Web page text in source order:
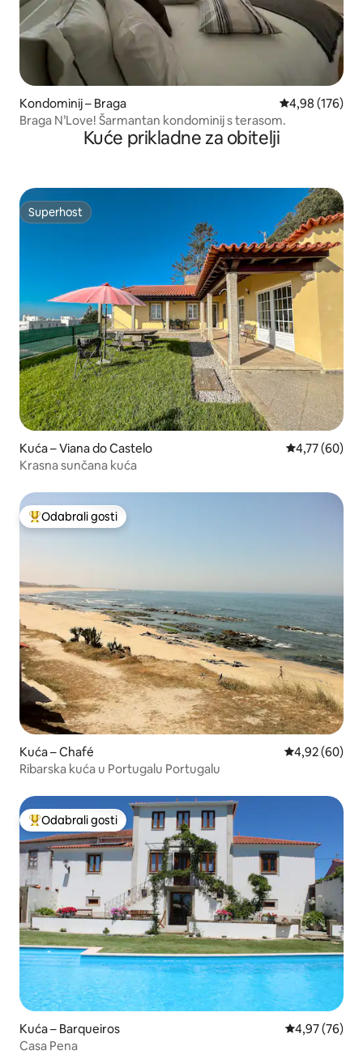
Kondominij – Braga Prosječna
4,98 (176)
Braga N’Love! Šarmantan kondominij s terasom.
Kuće prikladne za obitelji
Superhost
Superhost
Kuća – Viana do Castelo Prosječna
4,77 (60)
Krasna sunčana kuća
Među najviše rangiranima s oznakom „Odabrali gosti”
Odabrali gosti
Kuća – Chafé Prosječna
4,92 (60)
Ribarska kuća u Portugalu Portugalu
Među najviše rangiranima s oznakom „Odabrali gosti”
Odabrali gosti
Kuća – Barqueiros Prosječna
4,97 (76)
Casa Pena